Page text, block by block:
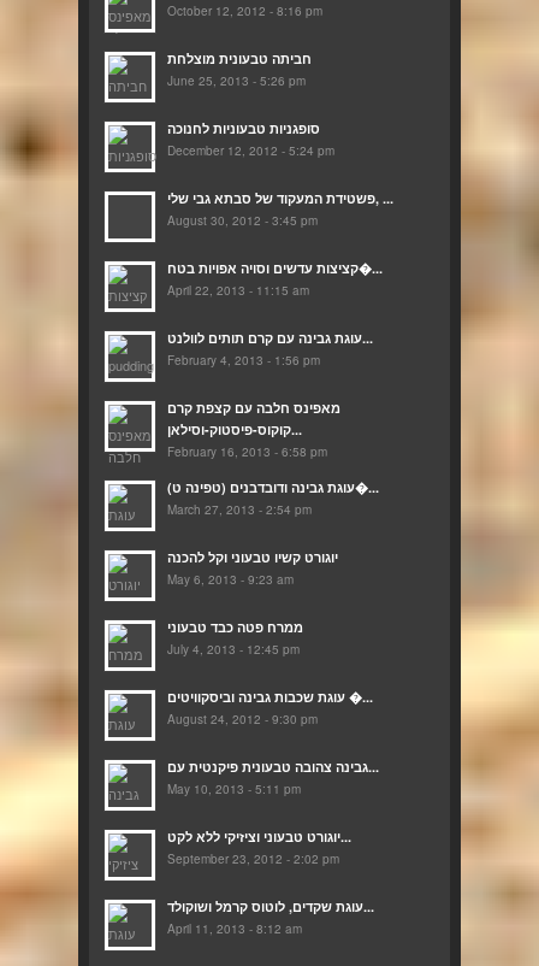
October 12, 2012 - 8:16 pm
חביתה טבעונית מוצלחת
June 25, 2013 - 5:26 pm
סופגניות טבעוניות לחנוכה
December 12, 2012 - 5:24 pm
פשטידת המעקוד של סבתא גבי שלי, ...
August 30, 2012 - 3:45 pm
קציצות עדשים וסויה אפויות בטח�...
April 22, 2013 - 11:15 am
עוגת גבינה עם קרם תותים לוולנט...
February 4, 2013 - 1:56 pm
מאפינס חלבה עם קצפת קרם
קוקוס-פיסטוק-וסילאן...
February 16, 2013 - 6:58 pm
(עוגת גבינה ודובדבנים (טפינה ט�...
March 27, 2013 - 2:54 pm
יוגורט קשיו טבעוני וקל להכנה
May 6, 2013 - 9:23 am
ממרח פטה כבד טבעוני
July 4, 2013 - 12:45 pm
עוגת שכבות גבינה וביסקוויטים �...
August 24, 2012 - 9:30 pm
גבינה צהובה טבעונית פיקנטית עם...
May 10, 2013 - 5:11 pm
יוגורט טבעוני וציזיקי ללא לקט...
September 23, 2012 - 2:02 pm
עוגת שקדים, לוטוס קרמל ושוקולד...
April 11, 2013 - 8:12 am